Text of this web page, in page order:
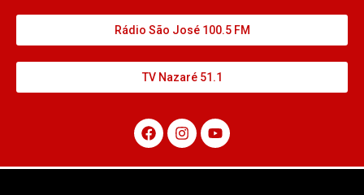
Rádio São José 100.5 FM
TV Nazaré 51.1